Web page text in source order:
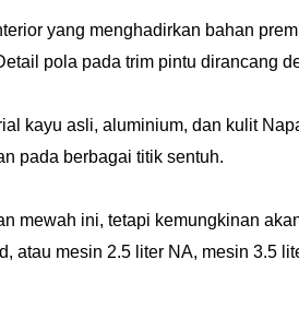
yang menghadirkan bahan
pola pada trim pintu dirancang
kayu asli, aluminium, dan kulit
pada berbagai titik sentuh.
mewah ini, tetapi kemungkinan
atau mesin 2.5 liter NA, mesin 3.5